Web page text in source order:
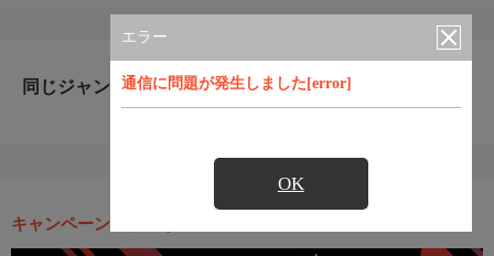
エラー
通信に問題が発生しました[error]
OK
同じジャンルのおすすめ番組
キャンペーン・お得な情報